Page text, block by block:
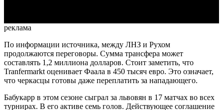
реклама
По информации источника, между ЛНЗ и Рухом
продолжаются переговоры. Сумма трансфера может
составлять 1,2 миллиона долларов. Стоит заметить, что
Tranfermarkt оценивает Фаала в 450 тысяч евро. Это означает,
что черкасцы готовы даже переплатить за нападающего.
Бабукарр в этом сезоне сыграл за львовян в 17 матчах во всех
турнирах. В его активе семь голов. Действующее соглашение